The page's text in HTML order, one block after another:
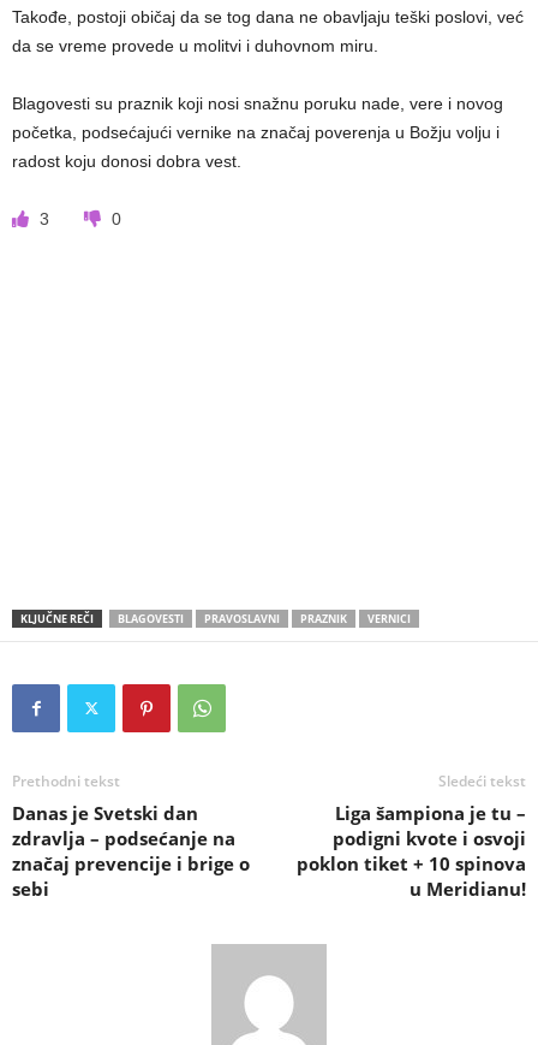
Takođe, postoji običaj da se tog dana ne obavljaju teški poslovi, već
da se vreme provede u molitvi i duhovnom miru.
Blagovesti su praznik koji nosi snažnu poruku nade, vere i novog
početka, podsećajući vernike na značaj poverenja u Božju volju i
radost koju donosi dobra vest.
3 0
KLJUČNE REČI BLAGOVESTI PRAVOSLAVNI PRAZNIK VERNICI
Prethodni tekst
Danas je Svetski dan
zdravlja – podsećanje na
značaj prevencije i brige o
sebi
Sledeći tekst
Liga šampiona je tu –
podigni kvote i osvoji
poklon tiket + 10 spinova
u Meridianu!